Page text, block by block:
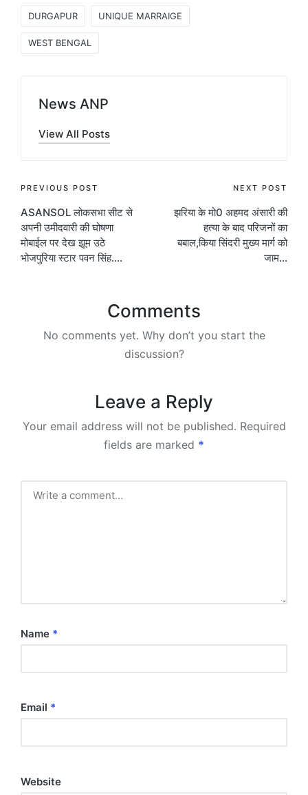
DURGAPUR UNIQUE MARRAIGE
WEST BENGAL
News ANP
View All Posts
Post
navigation
PREVIOUS POST
ASANSOL लोकसभा सीट से
अपनी उमीदवारी की घोषणा
मोबाईल पर देख झूम उठे
भोजपुरिया स्टार पवन सिंह….
NEXT POST
झरिया के मो0 अहमद अंसारी की
हत्या के बाद परिजनों का
बबाल,किया सिंदरी मुख्य मार्ग को
जाम…
Comments
No comments yet. Why don’t you start the
discussion?
Leave a Reply
Your email address will not be published. Required
fields are marked *
Name *
Email *
Website